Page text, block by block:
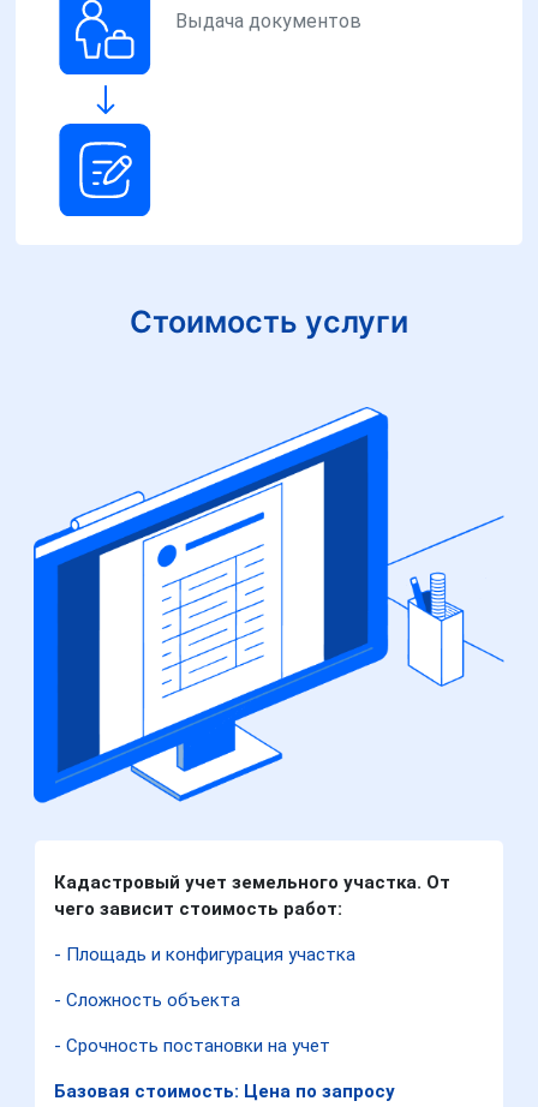
Выдача документов
Стоимость услуги
Кадастровый учет земельного участка. От
чего зависит стоимость работ:
- Площадь и конфигурация участка
- Сложность объекта
- Срочность постановки на учет
Базовая стоимость: Цена по запросу